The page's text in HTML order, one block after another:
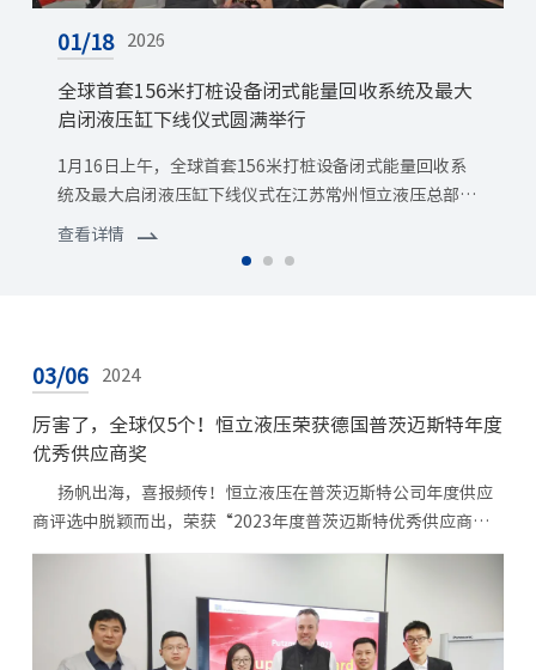
01/18 2026
全球首套156米打桩设备闭式能量回收系统及最大
启闭液压缸下线仪式圆满举行
1月16日上午，全球首套156米打桩设备闭式能量回收系
统及最大启闭液压缸下线仪式在江苏常州恒立液压总部成
功举行。此次下线的核心产品，不仅展现出恒立液压在大
型高端装备制造领域的深厚实力与对技术创新的极致追
查看详情
12/31 2025
聚焦世纪工程 | 恒立液压顺利通过平陆运河马道枢
纽(右线)通航闸省水池工作阀门液压启闭机验收
2025年12月26日，广西平陆运河建设有限公司在江苏恒
立组织召开了西部陆海新通道（平陆）运河工程马道枢纽
(右线)通航闸省水池工作阀门液压启闭机出厂验收会。这
是继11月首次验收后，恒立液压在同一项目中迎来的第二
查看详情
11/29 2025
恒立护航世纪工程 | 平陆运河马道枢纽(右线)通航
闸的人字门和工作阀门液压启闭机顺利完成验收
出场验收2025年11月20日，广西平陆运河建设有限公司
在常州组织召开了平陆运河马道枢纽（右线）通航闸的
上、下闸首人字门和工作阀门液压启闭机出厂验收会。会
议在恒立液压股份厂区举行，聚集了来自业主、设计单
查看详情
03/06 2024
厉害了，全球仅5个！恒立液压荣获德国普茨迈斯特年度
优秀供应商奖
扬帆出海，喜报频传！恒立液压在普茨迈斯特公司年度供应
商评选中脱颖而出，荣获“2023年度普茨迈斯特优秀供应商
奖”。值得一提的是，普茨迈斯特公司每年颁发的供应商奖项...